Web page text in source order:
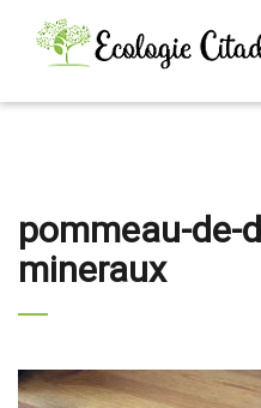
pommeau-de-
mineraux